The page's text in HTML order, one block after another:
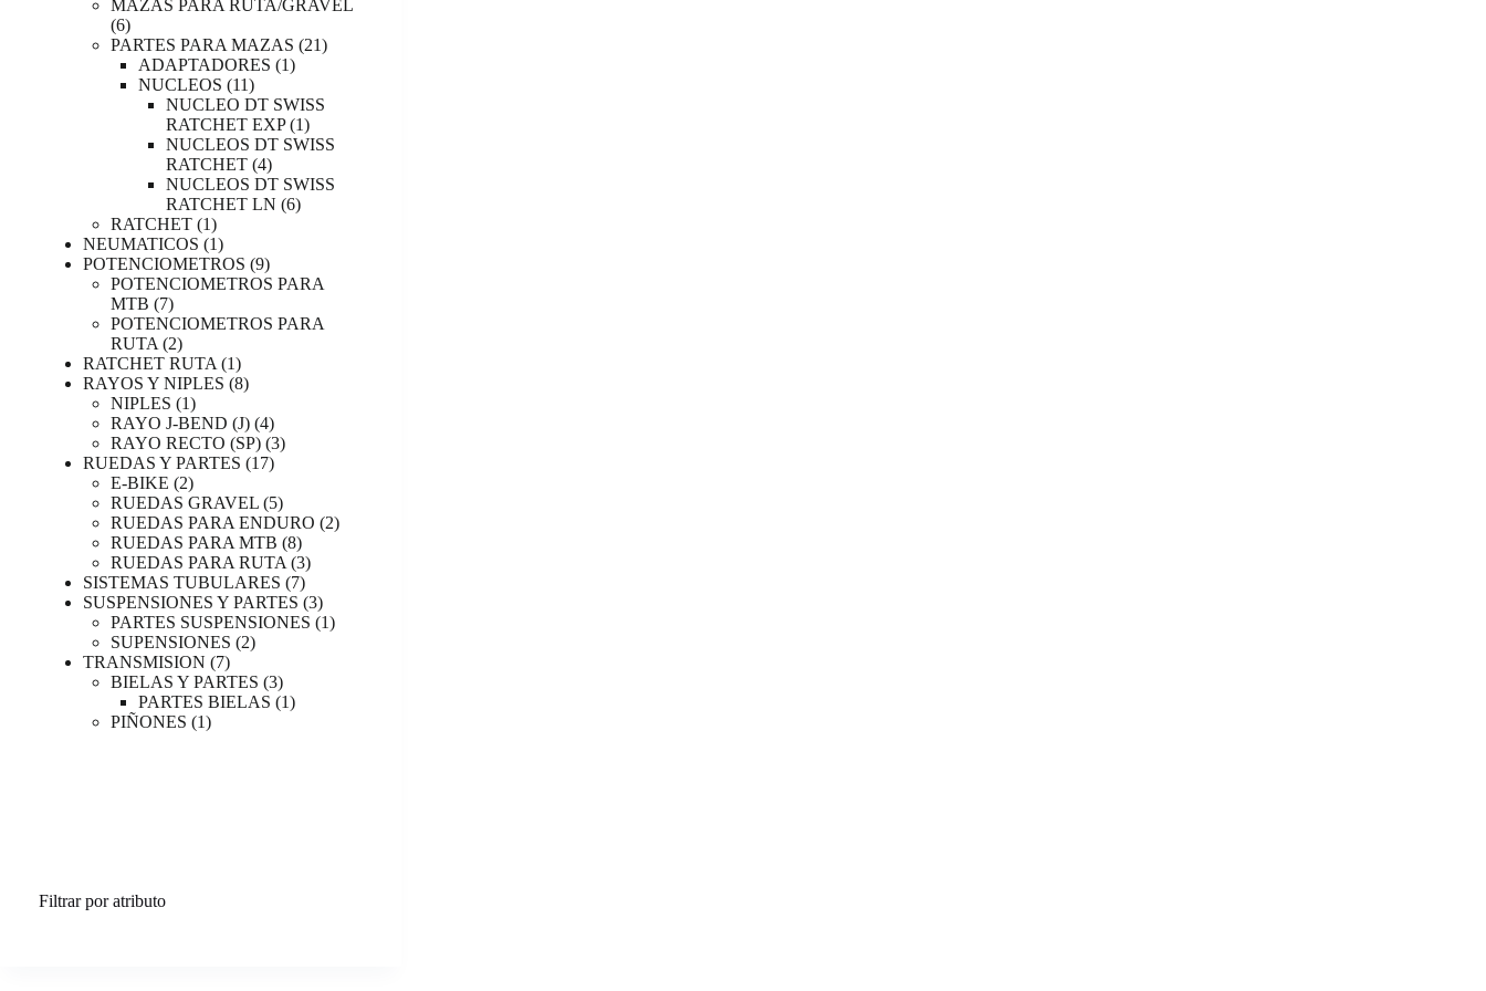
productos
MAZAS PARA RUTA/GRAVEL
66
productos
PARTES PARA MAZAS 2121
ADAPTADORES 11
NUCLEOS 1111
productos
NUCLEO DT SWISS
RATCHET EXP 11
producto
NUCLEOS DT SWISS
RATCHET 44
productos
NUCLEOS DT SWISS
RATCHET LN 66
RATCHET 11
producto
NEUMATICOS 11
producto
POTENCIOMETROS 99
productos
POTENCIOMETROS PARA
MTB
77
productos
POTENCIOMETROS PARA
RUTA
22
productos
RATCHET RUTA 11
producto
RAYOS Y NIPLES 88
NIPLES 11
producto
RAYO J-BEND (J) 44
productos
RAYO RECTO (SP) 33
RUEDAS Y PARTES 1717
E-BIKE 22
productos
RUEDAS GRAVEL 55
productos
RUEDAS PARA ENDURO 22
RUEDAS PARA MTB 88
productos
RUEDAS PARA RUTA 33
productos
SISTEMAS TUBULARES 77
productos
SUSPENSIONES Y PARTES 33
productos
PARTES SUSPENSIONES 11
SUPENSIONES 22
TRANSMISION 77
productos
BIELAS Y PARTES 33
productos
PARTES BIELAS 11
PIÑONES 11
Filtrar por atributo